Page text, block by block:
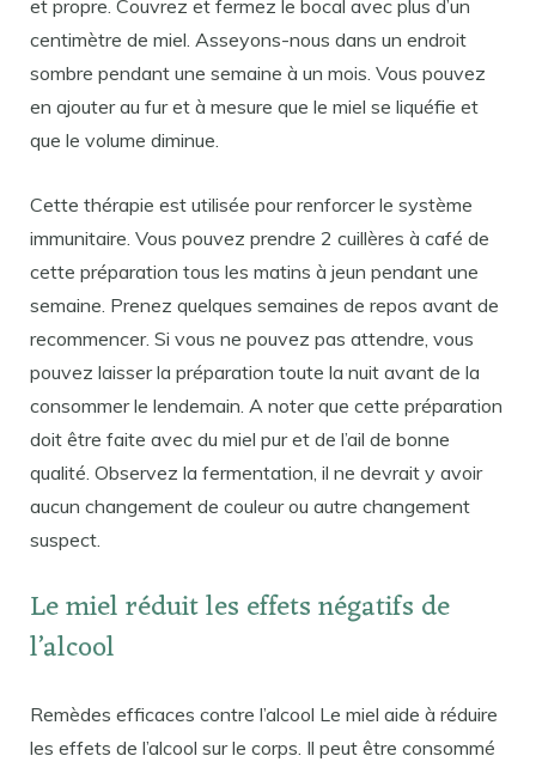
et propre. Couvrez et fermez le bocal avec plus d’un
centimètre de miel. Asseyons-nous dans un endroit
sombre pendant une semaine à un mois. Vous pouvez
en ajouter au fur et à mesure que le miel se liquéfie et
que le volume diminue.
Cette thérapie est utilisée pour renforcer le système
immunitaire. Vous pouvez prendre 2 cuillères à café de
cette préparation tous les matins à jeun pendant une
semaine. Prenez quelques semaines de repos avant de
recommencer. Si vous ne pouvez pas attendre, vous
pouvez laisser la préparation toute la nuit avant de la
consommer le lendemain. A noter que cette préparation
doit être faite avec du miel pur et de l’ail de bonne
qualité. Observez la fermentation, il ne devrait y avoir
aucun changement de couleur ou autre changement
suspect.
Le miel réduit les effets négatifs de
l’alcool
Remèdes efficaces contre l’alcool Le miel aide à réduire
les effets de l’alcool sur le corps. Il peut être consommé